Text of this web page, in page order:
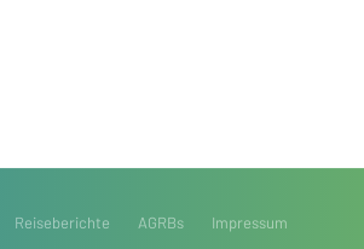
Reiseberichte AGRBs Impressum